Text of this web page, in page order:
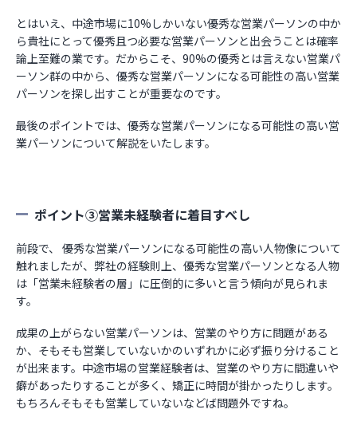
とはいえ、中途市場に10%しかいない優秀な営業パーソンの中か
ら貴社にとって優秀且つ必要な営業パーソンと出会うことは確率
論上至難の業です。だからこそ、90%の優秀とは言えない営業パ
ーソン群の中から、優秀な営業パーソンになる可能性の高い営業
パーソンを探し出すことが重要なのです。
最後のポイントでは、優秀な営業パーソンになる可能性の高い営
業パーソンについて解説をいたします。
ポイント③営業未経験者に着目すべし
前段で、 優秀な営業パーソンになる可能性の高い人物像について
触れましたが、弊社の経験則上、優秀な営業パーソンとなる人物
は「営業未経験者の層」に圧倒的に多いと言う傾向が見られま
す。
成果の上がらない営業パーソンは、営業のやり方に問題がある
か、そもそも営業していないかのいずれかに必ず振り分けること
が出来ます。中途市場の営業経験者は、営業のやり方に間違いや
癖があったりすることが多く、矯正に時間が掛かったりします。
もちろんそもそも営業していないなどば問題外ですね。